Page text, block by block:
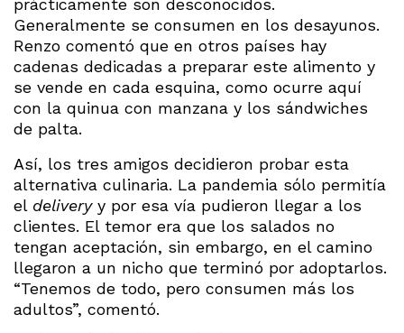
Generalmente se consumen en los desayunos.
Renzo comentó que en otros países hay
cadenas dedicadas a preparar este alimento y
se vende en cada esquina, como ocurre aquí
con la quinua con manzana y los sándwiches
de palta.
Así, los tres amigos decidieron probar esta
alternativa culinaria. La pandemia sólo permitía
el deliveryy por esa vía pudieron llegar a los
clientes. El temor era que los salados no
tengan aceptación, sin embargo, en el camino
llegaron a un nicho que terminó por adoptarlos.
“Tenemos de todo, pero consumen más los
adultos”, comentó.